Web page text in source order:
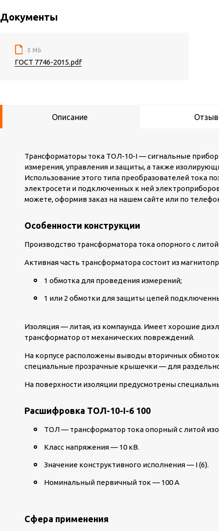
Документы
5 Mb
ГОСТ 7746-2015.pdf
Описание
Трансформаторы тока ТОЛ-10-I — сигнальные
измерения, управления и защиты, а также
Использование этого типа преобразователей тока
электросети и подключенных к ней
можете, оформив заказ на нашем сайте или по
Особенности конструкции
Производство трансформатора тока опорного с
Активная часть трансформатора состоит из
1 обмотка для проведения измерений;
1 или 2 обмотки для защиты цепей
Изоляция — литая, из компаунда. Имеет хорошие
трансформатор от механических повреждений.
На корпусе расположены выводы вторичных
специальные прозрачные крышечки — для
На поверхности изоляции предусмотрены
Расшифровка ТОЛ-10-I-6 100
ТОЛ — трансформатор тока опорный с литой
Класс напряжения — 10 кВ.
Значение конструктивного исполнения — I (6).
Номинальный первичный ток — 100 А
Сфера применения